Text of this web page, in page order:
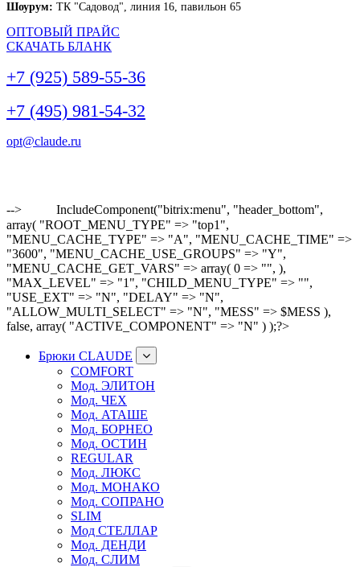
Шоурум: ТК "Садовод", линия 16, павильон 65
ОПТОВЫЙ ПРАЙС
СКАЧАТЬ БЛАНК
+7 (925) 589-55-36
+7 (495) 981-54-32
opt@claude.ru
-->
IncludeComponent("bitrix:menu", "header_bottom",
array( "ROOT_MENU_TYPE" => "top1",
"MENU_CACHE_TYPE" => "A", "MENU_CACHE_TIME" =>
"3600", "MENU_CACHE_USE_GROUPS" => "Y",
"MENU_CACHE_GET_VARS" => array( 0 => "", ),
"MAX_LEVEL" => "1", "CHILD_MENU_TYPE" => "",
"USE_EXT" => "N", "DELAY" => "N",
"ALLOW_MULTI_SELECT" => "N", "MESS" => $MESS ),
false, array( "ACTIVE_COMPONENT" => "N" ) );?>
Брюки CLAUDE
COMFORT
Мод. ЭЛИТОН
Мод. ЧЕХ
Мод. АТАШЕ
Мод. БОРНЕО
Мод. ОСТИН
REGULAR
Мод. ЛЮКС
Мод. МОНАКО
Мод. СОПРАНО
SLIM
Мод СТЕЛЛАР
Мод. ДЕНДИ
Мод. СЛИМ